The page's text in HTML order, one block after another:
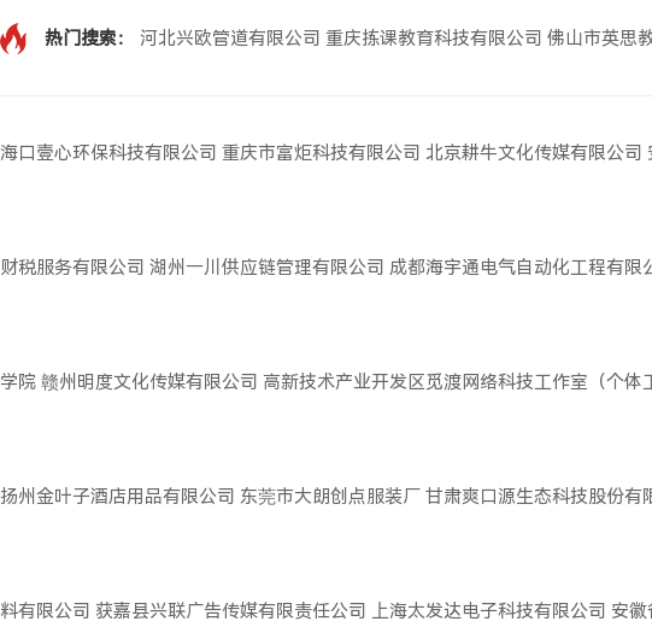
热门搜索： 河北兴欧管道有限公司 重庆拣课教育科技有限公司 佛山市英思
海口壹心环保科技有限公司 重庆市富炬科技有限公司 北京耕牛文化传媒有限公司
财税服务有限公司 湖州一川供应链管理有限公司 成都海宇通电气自动化工程有限
学院 赣州明度文化传媒有限公司 高新技术产业开发区觅渡网络科技工作室（个体
扬州金叶子酒店用品有限公司 东莞市大朗创点服装厂 甘肃爽口源生态科技股份有
料有限公司 获嘉县兴联广告传媒有限责任公司 上海太发达电子科技有限公司 安徽